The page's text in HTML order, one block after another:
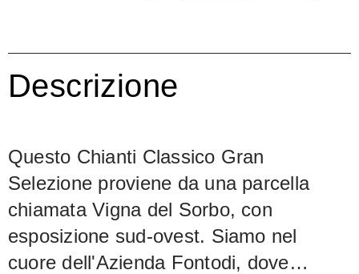
Descrizione
Questo Chianti Classico Gran
Selezione proviene da una parcella
chiamata Vigna del Sorbo, con
esposizione sud-ovest. Siamo nel
cuore dell'Azienda Fontodi, dove